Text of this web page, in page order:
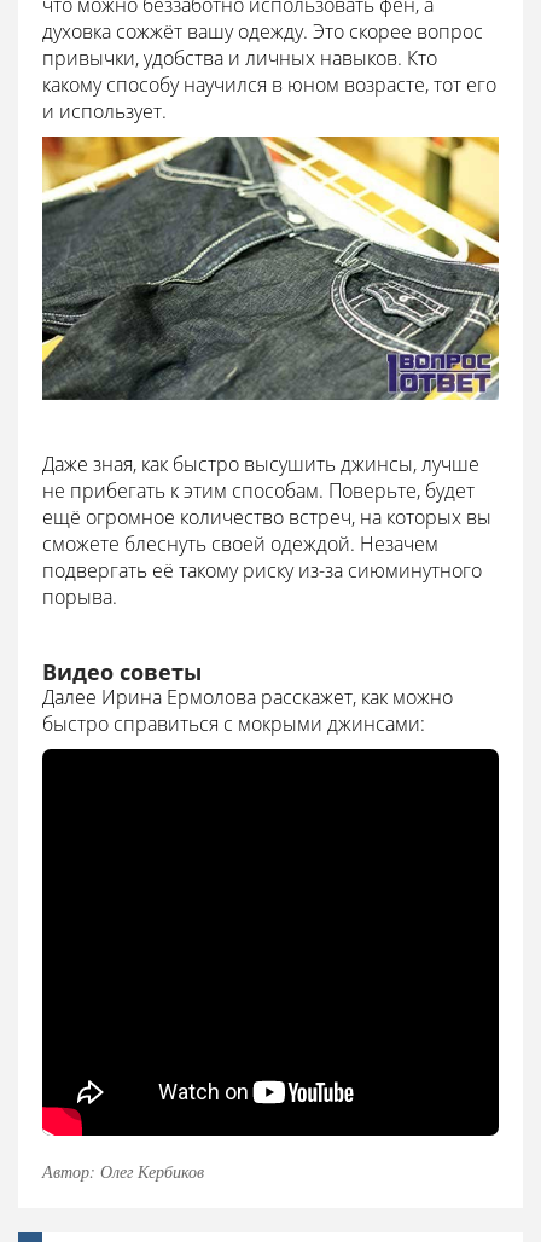
духовка сожжёт вашу одежду. Это скорее вопрос
привычки, удобства и личных навыков. Кто
какому способу научился в юном возрасте, тот его
и использует.
Даже зная, как быстро высушить джинсы, лучше
не прибегать к этим способам. Поверьте, будет
ещё огромное количество встреч, на которых вы
сможете блеснуть своей одеждой. Незачем
подвергать её такому риску из-за сиюминутного
порыва.
Видео советы
Далее Ирина Ермолова расскажет, как можно
быстро справиться с мокрыми джинсами:
Автор: Олег Кербиков